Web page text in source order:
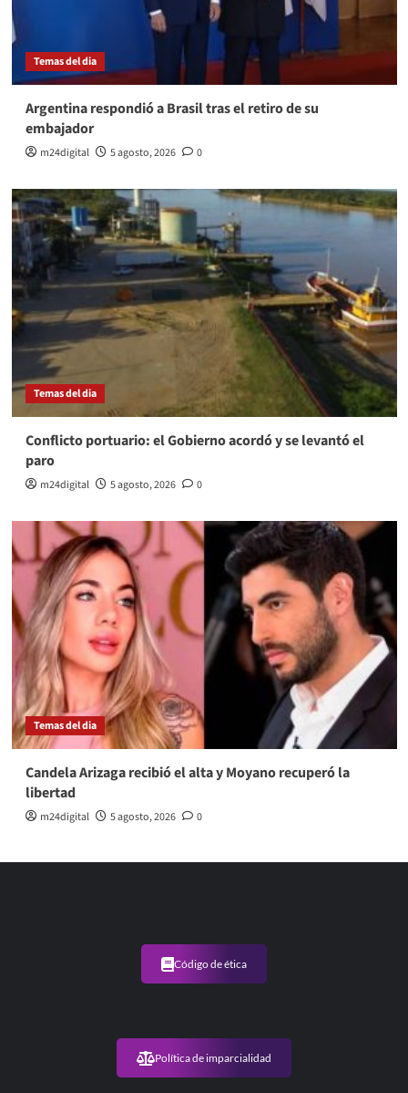
Temas del dia
Argentina respondió a Brasil tras el retiro de su
embajador
m24digital 5 agosto, 2026 0
Temas del dia
Conflicto portuario: el Gobierno acordó y se levantó el
paro
m24digital 5 agosto, 2026 0
Temas del dia
Candela Arizaga recibió el alta y Moyano recuperó la
libertad
m24digital 5 agosto, 2026 0
Código de ética
Política de imparcialidad